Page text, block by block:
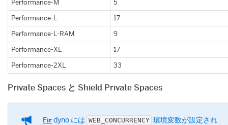
​Performance-M
​5
​Performance-L
​17
​Performance-L-RAM
​9
​Performance-XL
​17
​Performance-2XL
​33
Private Spaces と Shield Private Spaces
Fir​ dyno には WEB_CONCURRENCY ​ 環境変数が設定され